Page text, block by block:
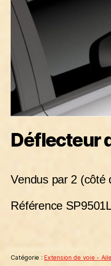
Déflecteur
Vendus par 2 (côté
Référence
Catégorie :Extension de voie -